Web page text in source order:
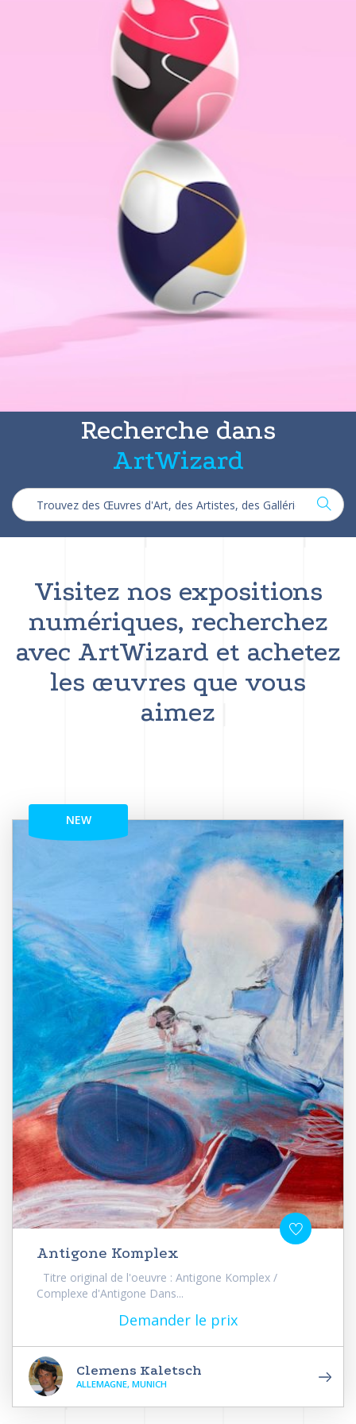
Recherche dans
ArtWizard
Visitez nos expositions
numériques, recherchez
avec ArtWizard et achetez
les œuvres que vous
aimez
NEW
Antigone Komplex
Titre original de l'oeuvre : Antigone Komplex /
Complexe d'Antigone Dans...
Demander le prix
Clemens Kaletsch
ALLEMAGNE, MUNICH